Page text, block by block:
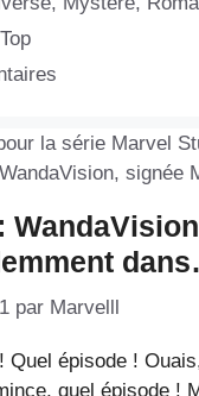
Top
par Marvelll
Quel épisode !
quel épisode !